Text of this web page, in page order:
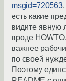
msgid=720563
есть какие
видите явную
вроде
важнее
по своей
Поэтому